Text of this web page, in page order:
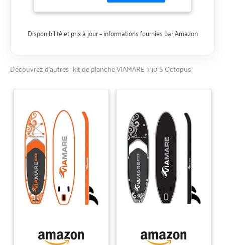
Disponibilité et prix à jour – informations fournies par Amazon
Découvrez d’autres : kit de planche VIAMARE 330 S Octopus